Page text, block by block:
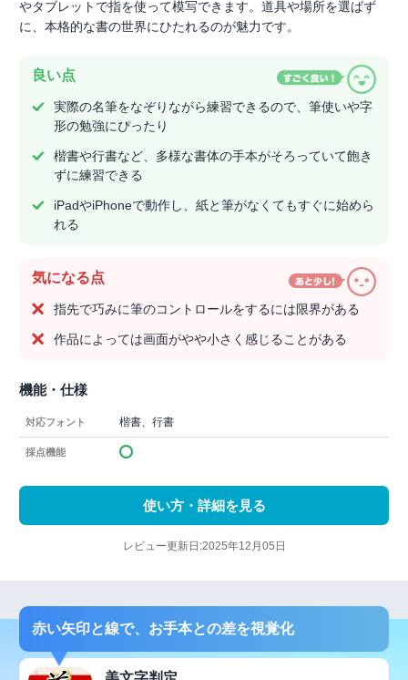
やタブレットで指を使って模写できます。道具や場所を選ばず
に、本格的な書の世界にひたれるのが魅力です。
良い点
実際の名筆をなぞりながら練習できるので、筆使いや字
形の勉強にぴったり
楷書や行書など、多様な書体の手本がそろっていて飽き
ずに練習できる
iPadやiPhoneで動作し、紙と筆がなくてもすぐに始めら
れる
気になる点
指先で巧みに筆のコントロールをするには限界がある
作品によっては画面がやや小さく感じることがある
機能・仕様
対応フォント 楷書、行書
採点機能
使い方・詳細を見る
レビュー更新日:2025年12月05日
赤い矢印と線で、お手本との差を視覚化